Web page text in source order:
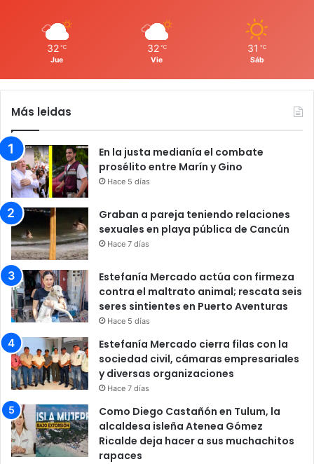
32 ℃
Jue
32 ℃
Vie
31 ℃
Sáb
Más leidas
En la justa medianía el combate
prosélito entre Marín y Gino
Hace 5 días
Graban a pareja teniendo relaciones
sexuales en playa pública de Cancún
Hace 7 días
Estefanía Mercado actúa con firmeza
contra el maltrato animal; rescata seis
seres sintientes en Puerto Aventuras
Hace 5 días
Estefanía Mercado cierra filas con la
sociedad civil, cámaras empresariales
y diversas organizaciones
Hace 7 días
Como Diego Castañón en Tulum, la
alcaldesa isleña Atenea Gómez
Ricalde deja hacer a sus muchachitos
rapaces